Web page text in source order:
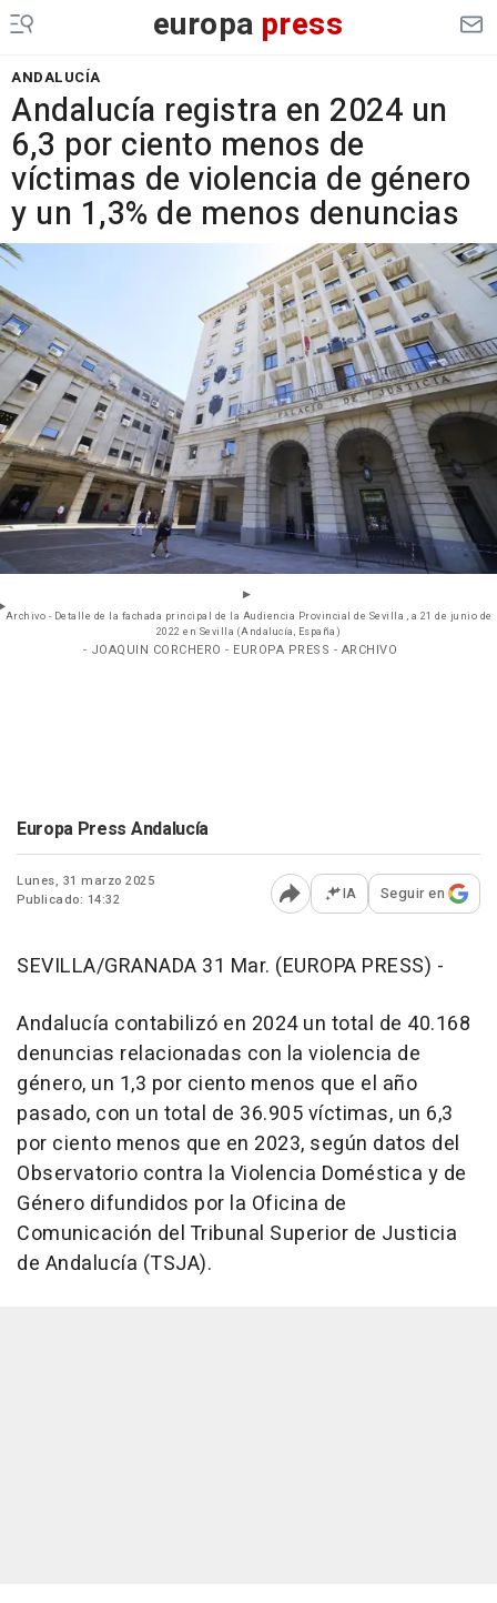
europa press
ANDALUCÍA
Andalucía registra en 2024 un
6,3 por ciento menos de
víctimas de violencia de género
y un 1,3% de menos denuncias
Archivo - Detalle de la fachada principal de la Audiencia Provincial de Sevilla , a 21 de junio de
2022 en Sevilla (Andalucía, España)
- JOAQUIN CORCHERO - EUROPA PRESS - ARCHIVO
Europa Press Andalucía
Lunes, 31 marzo 2025
Publicado: 14:32
Abrir opciones para
IA Seguir en
SEVILLA/GRANADA 31 Mar. (EUROPA PRESS) -
Andalucía contabilizó en 2024 un total de 40.168
denuncias relacionadas con la violencia de
género, un 1,3 por ciento menos que el año
pasado, con un total de 36.905 víctimas, un 6,3
por ciento menos que en 2023, según datos del
Observatorio contra la Violencia Doméstica y de
Género difundidos por la Oficina de
Comunicación del Tribunal Superior de Justicia
de Andalucía (TSJA).